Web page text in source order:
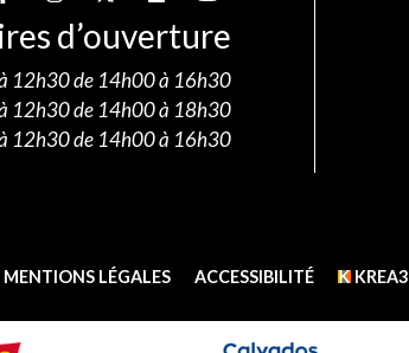
d’ouverture
12h30 de 14h00 à 16h30
12h30 de 14h00 à 18h30
12h30 de 14h00 à 16h30
MENTIONS LÉGALES ACCESSIBILITÉ KREA3